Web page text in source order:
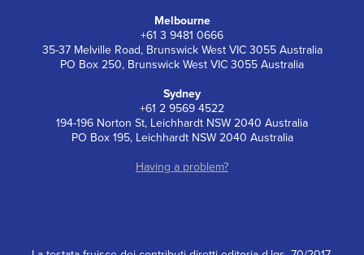
Melbourne
+61 3 9481 0666
35-37 Melville Road, Brunswick West VIC 3055 Australia
PO Box 250, Brunswick West VIC 3055 Australia
Sydney
+61 2 9569 4522
194-196 Norton St, Leichhardt NSW 2040 Australia
PO Box 195, Leichhardt NSW 2040 Australia
Having a problem?